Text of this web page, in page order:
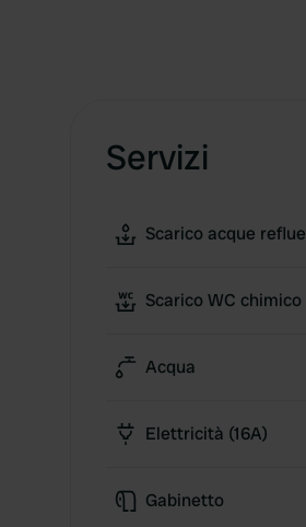
Servizi
Scarico acque reflue
Scarico WC chimico
Acqua
Elettricità (16A)
Gabinetto